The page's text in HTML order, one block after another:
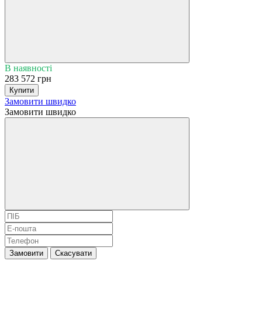
В наявності
283 572 грн
Купити
Замовити швидко
Замовити швидко
Замовити Скасувати